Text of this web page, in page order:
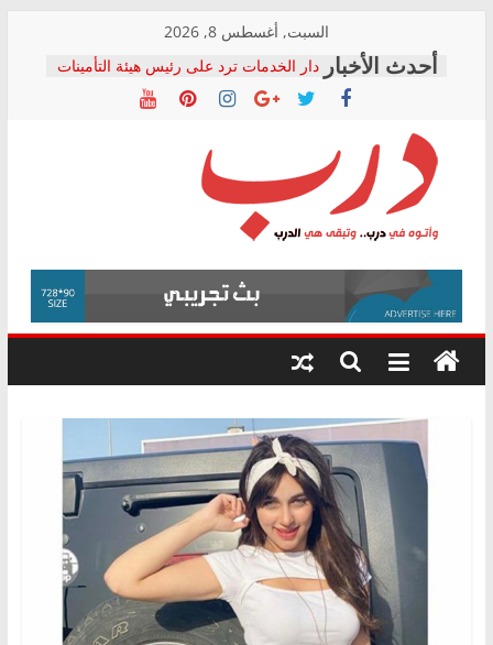
content
السبت, أغسطس 8, 2026
دار الخدمات ترد على رئيس هيئة التأمينات
بعد مؤتمره الصحفي: إنكار الأزمة لا ينهي
معاناة أصحاب المعاشات.. ونطالب بكشف
فرحات سليمان يكتب: القطاع الصحي إلى
أين؟
حزب التحالف الشعبي يطلق لجنة “الحق
في الصحة” بالإسكندرية لرصد الانتهاكات
ودعم المرضى
الوزاري لمدينة الصحفيين.. وانتهاء أعمال
إنشاء المبنى الإداري
المجلس القومي لحقوق الإنسان يعلن
متابعة قضية الدكتور محمد زهران.. ويؤكد:
قرينة البراءة وضمانات المحاكمة العادلة
درب
وأتوه
درب..
وتبقى
هي